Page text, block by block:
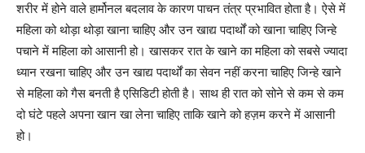
शरीर में होने वाले हार्मोनल बदलाव के कारण पाचन तंत्र प्रभावित होता है। ऐसे में
महिला को थोड़ा थोड़ा खाना चाहिए और उन खाद्य पदार्थों को खाना चाहिए जिन्हे
पचाने में महिला को आसानी हो। खासकर रात के खाने का महिला को सबसे ज्यादा
ध्यान रखना चाहिए और उन खाद्य पदार्थों का सेवन नहीं करना चाहिए जिन्हे खाने
से महिला को गैस बनती है एसिडिटी होती है। साथ ही रात को सोने से कम से कम
दो घंटे पहले अपना खान खा लेना चाहिए ताकि खाने को हज़म करने में आसानी
हो।